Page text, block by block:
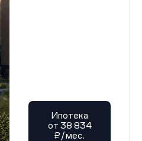
Ипотека
от 38 834
₽/мес.